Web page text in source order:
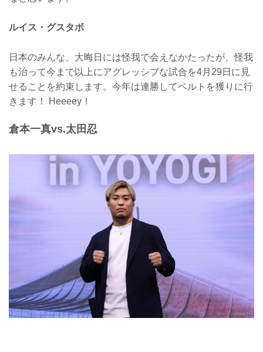
ルイス・グスタボ
日本のみんな、大晦日には怪我で会えなかたったが、怪我
も治って今まで以上にアグレッシブな試合を4月29日に見
せることを約束します。今年は連勝してベルトを獲りに行
きます！ Heeeey！
倉本一真vs.太田忍